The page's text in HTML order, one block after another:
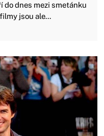
do dnes mezi smetánku
jsou ale...